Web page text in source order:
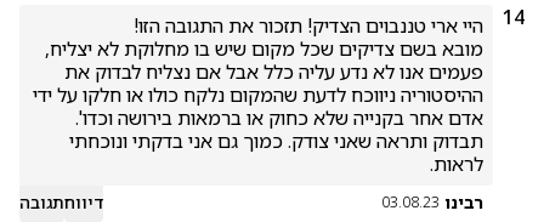
14
לראות.
רבינו 03.08.23 דיווחתגובה